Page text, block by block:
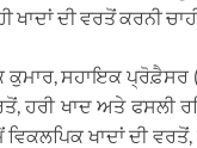
ਖਾਦਾਂ ਦੀ ਵਰਤੋਂ ਕਰਨੀ
ਕੁਮਾਰ, ਸਹਾਇਕ
ਹਰੀ ਖਾਦ ਅਤੇ ਫਸਲੀ
ਵਿਕਲਪਿਕ ਖਾਦਾਂ ਦੀ